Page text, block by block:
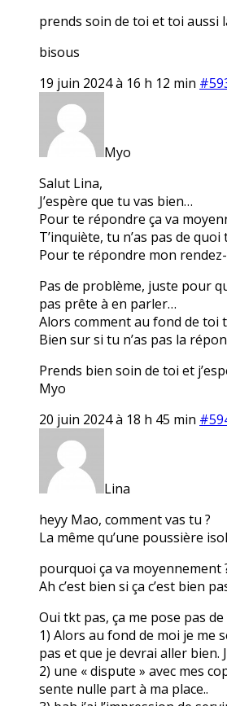
prends soin de toi et toi aussi
bisous
19 juin 2024 à 16 h 12 min
Myo
Salut Lina,
J’espère que tu vas bien…
Pour te répondre ça va
T’inquiète, tu n’as pas de
Pour te répondre mon
Pas de problème, juste pour
pas prête à en parler…
Alors comment au fond de toi
Bien sur si tu n’as pas la
Prends bien soin de toi et
Myo
20 juin 2024 à 18 h 45 min
Lina
heyy Mao, comment vas tu ?
La même qu’une poussière
pourquoi ça va moyennement
Ah c’est bien si ça c’est bien
Oui tkt pas, ça me pose pas
1) Alors au fond de moi je me
pas et que je devrai aller bien.
2) une « dispute » avec mes
sente nulle part à ma place..